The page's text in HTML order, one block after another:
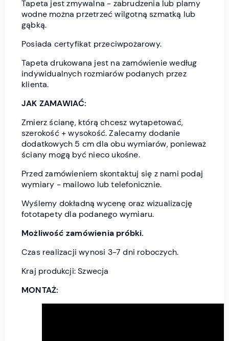
Tapeta jest zmywalna - zabrudzenia lub plamy
wodne można przetrzeć wilgotną szmatką lub
gąbką.
Posiada certyfikat przeciwpożarowy.
Tapeta drukowana jest na zamówienie według
indywidualnych rozmiarów podanych przez
klienta.
JAK ZAMAWIAĆ:
Zmierz ścianę, którą chcesz wytapetować,
szerokość + wysokość. Zalecamy dodanie
dodatkowych 5 cm dla obu wymiarów, ponieważ
ściany mogą być nieco ukośne.
Przed zamówieniem skontaktuj się z nami podaj
wymiary - mailowo lub telefonicznie.
Wyślemy dokładną wycenę oraz wizualizację
fototapety dla podanego wymiaru.
Możliwość zamówienia próbki.
Czas realizacji wynosi 3-7 dni roboczych.
Kraj produkcji: Szwecja
MONTAŻ: